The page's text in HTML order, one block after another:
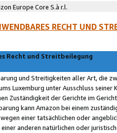
Europe Core S.à r.l.
RECHT UND
Recht und Streitbeilegung
und Streitigkeiten aller Art, die
Luxemburg unter Ausschluss
Zuständigkeit der Gerichte im
kann Amazon bei einem
einer tatsächlichen oder
anderen natürlichen oder